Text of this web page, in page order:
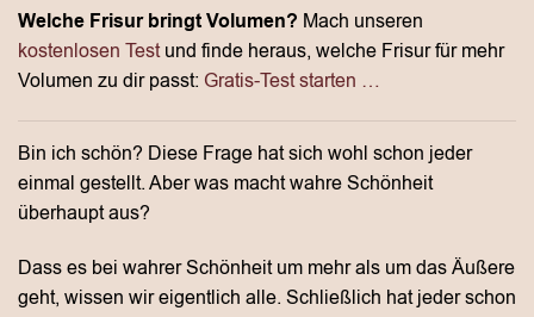
Welche Frisur bringt Volumen? Mach unseren
kostenlosen Testund finde heraus, welche Frisur für mehr
Volumen zu dir passt: Gratis-Test starten …
Bin ich schön? Diese Frage hat sich wohl schon jeder
einmal gestellt. Aber was macht wahre Schönheit
überhaupt aus?
Dass es bei wahrer Schönheit um mehr als um das Äußere
geht, wissen wir eigentlich alle. Schließlich hat jeder schon